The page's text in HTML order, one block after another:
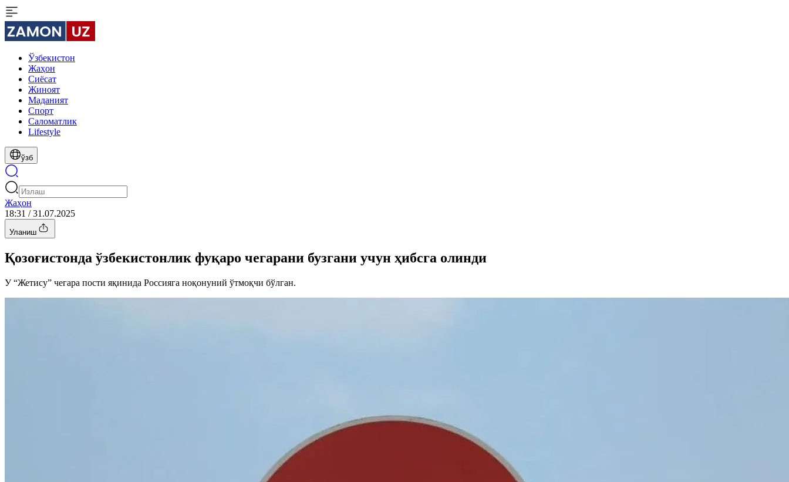
Ўзбекистон
Жаҳон
Сиёсат
Жиноят
Маданият
Спорт
Cаломатлик
Lifestyle
ўзб
Жаҳон
18:31 / 31.07.2025
Уланиш
Қозоғистонда ўзбекистонлик фуқаро чегарани бузгани учун ҳибсга олинди
У “Жетису” чегара пости яқинида Россияга ноқонуний ўтмоқчи бўлган.